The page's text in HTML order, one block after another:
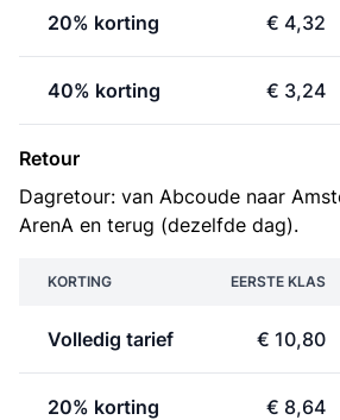
20% korting € 4,32
40% korting € 3,24
Retour
Dagretour: van Abcoude naar
ArenA en terug (dezelfde dag).
KORTING EERSTE KLAS
Volledig tarief € 10,80
20% korting € 8,64